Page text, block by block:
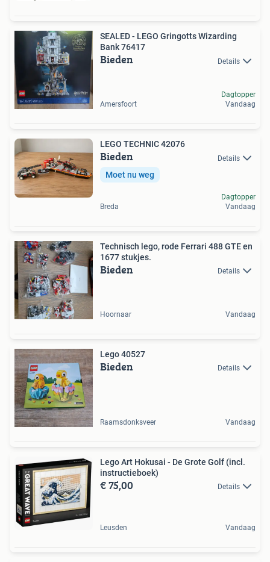
SEALED - LEGO Gringotts Wizarding
Bank 76417
Bieden Details
Amersfoort
Dagtopper
Vandaag
LEGO TECHNIC 42076
Bieden Details
Moet nu weg
Breda
Dagtopper
Vandaag
Technisch lego, rode Ferrari 488 GTE en
1677 stukjes.
Bieden Details
Hoornaar Vandaag
Lego 40527
Bieden Details
Raamsdonksveer Vandaag
Lego Art Hokusai - De Grote Golf (incl.
instructieboek)
€ 75,00 Details
Leusden Vandaag